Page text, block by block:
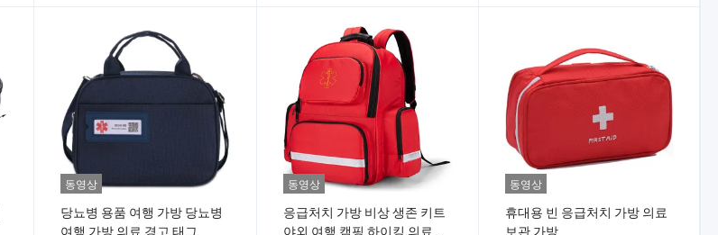
동영상
당뇨병 용품 여행 가방 당뇨병
여행 가방 의료 경고 태그
동영상
응급처치 가방 비상 생존 키트
야외 여행 캠핑 하이킹 의료 보
동영상
휴대용 빈 응급처치 가방 의료
보관 가방